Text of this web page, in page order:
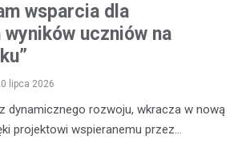
wsparcia dla
uczniów na
lipca 2026
dynamicznego rozwoju, wkracza w nową
projektowi wspieranemu przez…